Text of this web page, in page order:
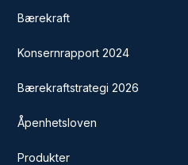
Bærekraft
Konsernrapport 2024
Bærekraftstrategi 2026
Åpenhetsloven
Produkter